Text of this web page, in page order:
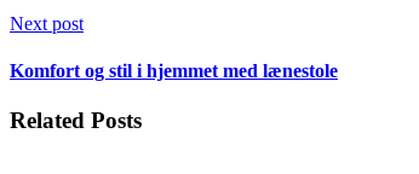
Next post
Komfort og stil i hjemmet med lænestole
Related Posts